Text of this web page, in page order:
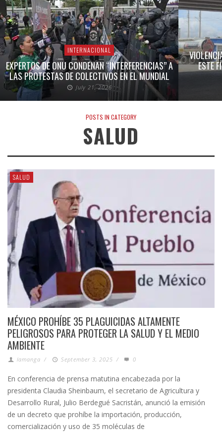
INTERNACIONAL
EXPERTOS DE ONU CONDENAN “INTERFERENCIAS” A
LAS PROTESTAS DE COLECTIVOS EN EL MUNDIAL
July 21, 2026
ESTE
POSTS IN CATEGORY
SALUD
SALUD
MÉXICO PROHÍBE 35 PLAGUICIDAS ALTAMENTE
PELIGROSOS PARA PROTEGER LA SALUD Y EL MEDIO
AMBIENTE
lamanga / September 3, 2025 / 0
En conferencia de prensa matutina encabezada por la
presidenta Claudia Sheinbaum, el secretario de Agricultura y
Desarrollo Rural, Julio Berdegué Sacristán, anunció la emisión
de un decreto que prohíbe la importación, producción,
comercialización y uso de 35 moléculas de